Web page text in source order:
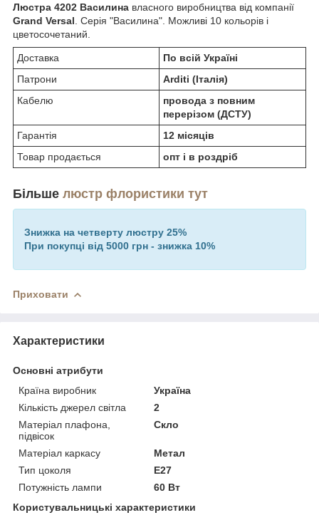
Люстра 4202 Василина власного виробництва від компанії
Grand Versal . Серія "Василина". Можливі 10 кольорів і
цветосочетаний.
Доставка
По всій Україні
Патрони
Arditi (Італія)
Кабелю
провода з повним
перерізом (ДСТУ)
Гарантія
12 місяців
Товар продається
опт і в роздріб
Більше люстр флористики тут
Знижка на четверту люстру 25%
При покупці від 5000 грн - знижка 10%
Приховати
Характеристики
Основні атрибути
Країна виробник
Україна
Кількість джерел світла
2
Матеріал плафона,
підвісок
Скло
Матеріал каркасу
Метал
Тип цоколя
E27
Потужність лампи
60 Вт
Користувальницькі характеристики